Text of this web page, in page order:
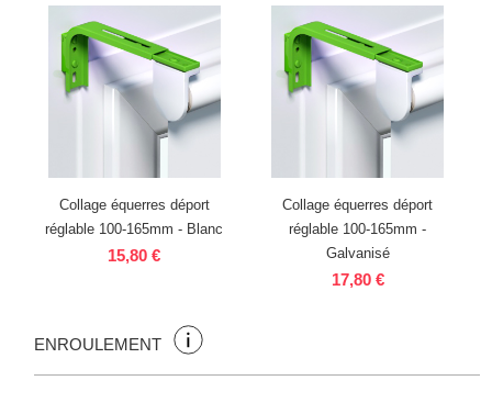
Collage équerres déport
réglable 100-165mm - Blanc
15,80 €
Collage équerres déport
réglable 100-165mm -
Galvanisé
17,80 €
ENROULEMENT